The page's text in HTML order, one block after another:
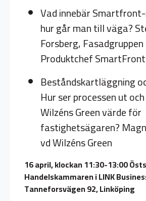
Vad innebär
hur går man till väga?
Forsberg,
Produktchef SmartFront
Beståndskartläggning
Hur ser processen ut
Wilzéns Green värde för
fastighetsägaren?
vd Wilzéns Green
16 april, klockan 11:30-13:00
Handelskammaren i LINK
Tanneforsvägen 92, Linköping